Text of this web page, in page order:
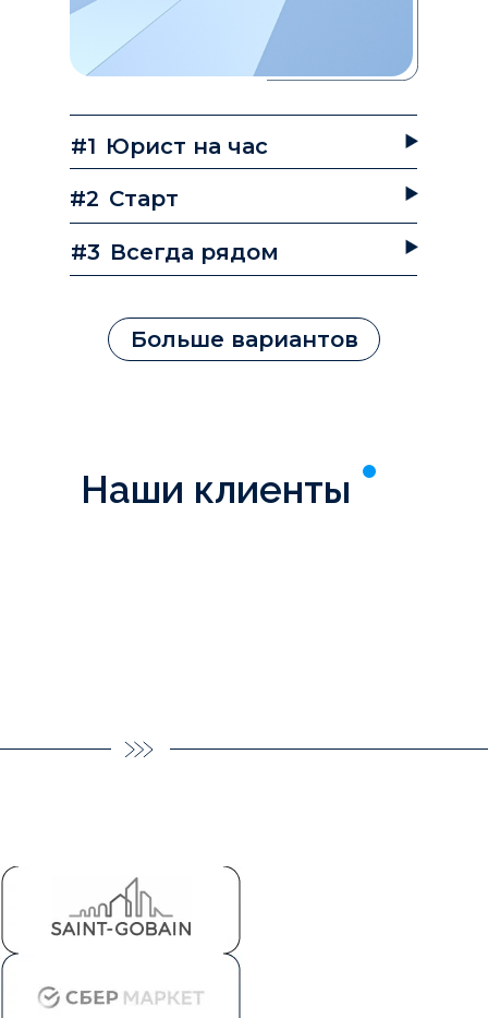
Больше вариантов
Всегда рядом
#3
Старт
#2
Юрист на час
#1
Наши клиенты